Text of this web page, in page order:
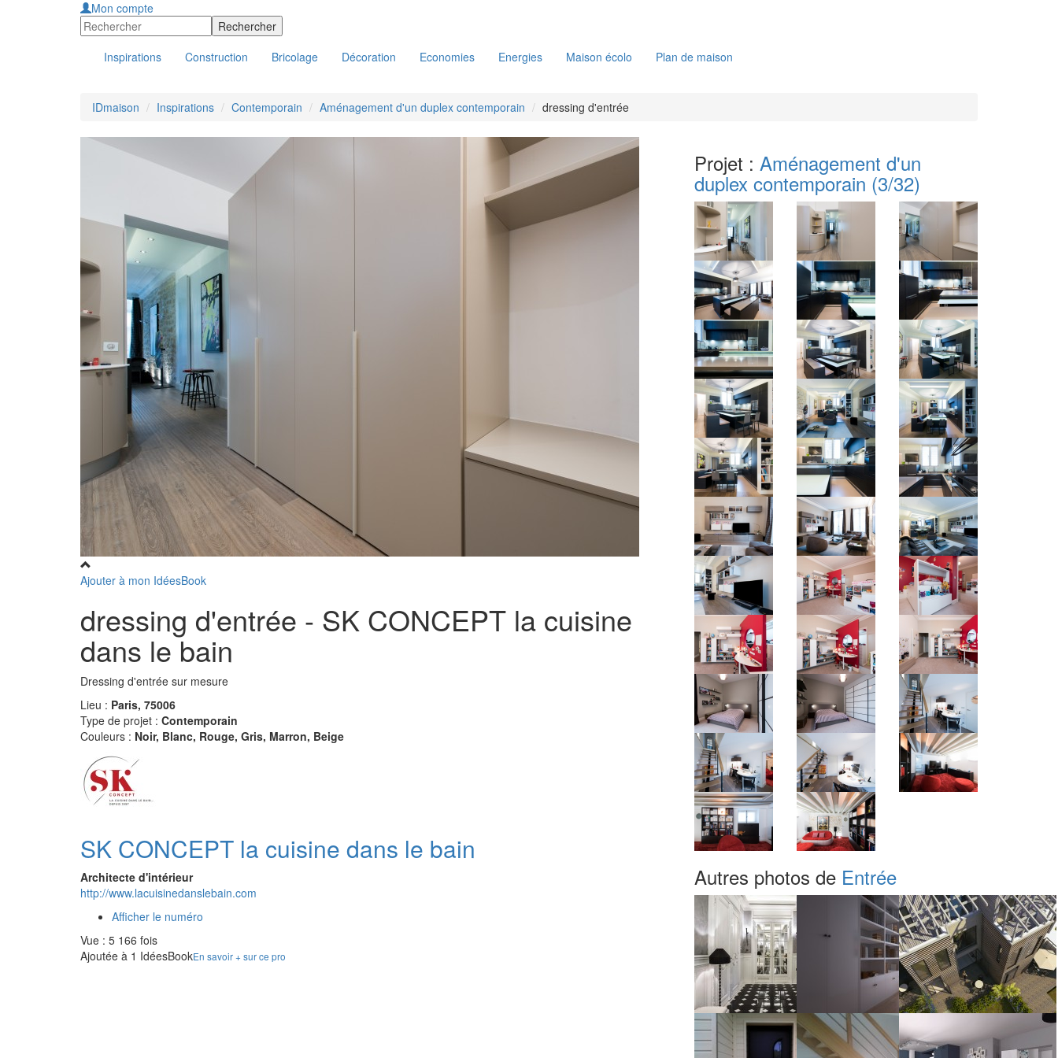
Mon compte
Inspirations Construction Bricolage Décoration Economies Energies Maison écolo Plan de maison
IDmaison Inspirations Contemporain Aménagement d'un duplex contemporain dressing d'entrée
Ajouter à mon IdéesBook
dressing d'entrée - SK CONCEPT la cuisine
dans le bain
Dressing d'entrée sur mesure
Lieu : Paris, 75006
Type de projet : Contemporain
Couleurs : Noir, Blanc, Rouge, Gris, Marron, Beige
SK CONCEPT la cuisine dans le bain
Architecte d'intérieur
http://www.lacuisinedanslebain.com
Afficher le numéro
Vue : 5 166 fois
Ajoutée à 1 IdéesBookEn savoir + sur ce pro
Projet : Aménagement d'un
duplex contemporain (3/32)
Autres photos de Entrée